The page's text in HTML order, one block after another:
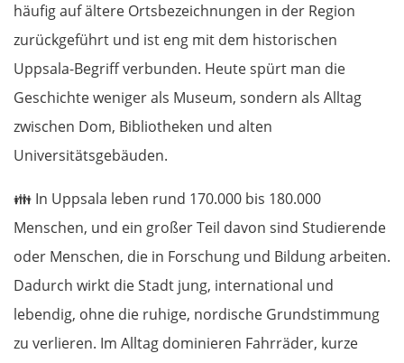
häufig auf ältere Ortsbezeichnungen in der Region
zurückgeführt und ist eng mit dem historischen
Uppsala-Begriff verbunden. Heute spürt man die
Geschichte weniger als Museum, sondern als Alltag
zwischen Dom, Bibliotheken und alten
Universitätsgebäuden.
👪 In Uppsala leben rund 170.000 bis 180.000
Menschen, und ein großer Teil davon sind Studierende
oder Menschen, die in Forschung und Bildung arbeiten.
Dadurch wirkt die Stadt jung, international und
lebendig, ohne die ruhige, nordische Grundstimmung
zu verlieren. Im Alltag dominieren Fahrräder, kurze